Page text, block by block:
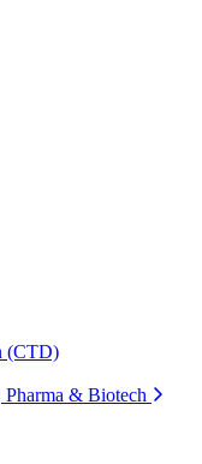
(CTD)
Pharma & Biotech